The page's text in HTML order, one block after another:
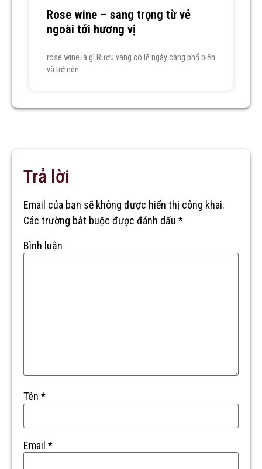
Rose wine – sang trọng từ vẻ
ngoài tới hương vị
rose wine là gì Rượu vang có lẽ ngày càng phổ biến
và trở nên
Trả lời
Email của bạn sẽ không được hiển thị công khai.
Các trường bắt buộc được đánh dấu *
Bình luận
Tên *
Email *